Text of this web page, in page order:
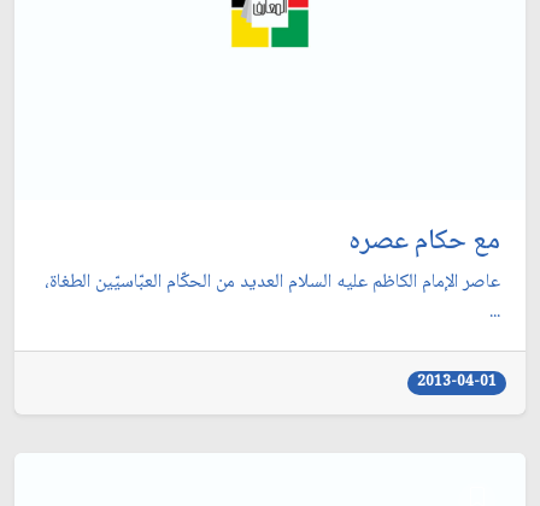
مع حكام عصره
عاصر الإمام الكاظم عليه السلام العديد من الحكّام العبّاسيّين الطغاة،
...
2013-04-01